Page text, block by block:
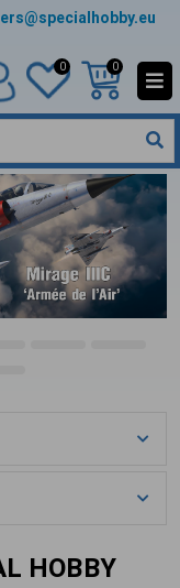
0 0
HOBBY